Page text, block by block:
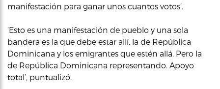
manifestación para ganar unos cuantos votos’.
‘Esto es una manifestación de pueblo y una sola
bandera es la que debe estar allí, la de República
Dominicana y los emigrantes que estén allá. Pero la
de República Dominicana representando. Apoyo
total’, puntualizó.